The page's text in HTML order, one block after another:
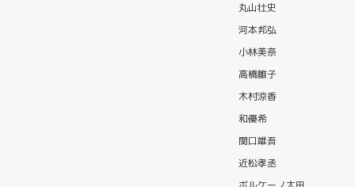
丸山壮史
河本邦弘
小林美奈
高橋雛子
木村涼香
和優希
関口雄吾
近松孝丞